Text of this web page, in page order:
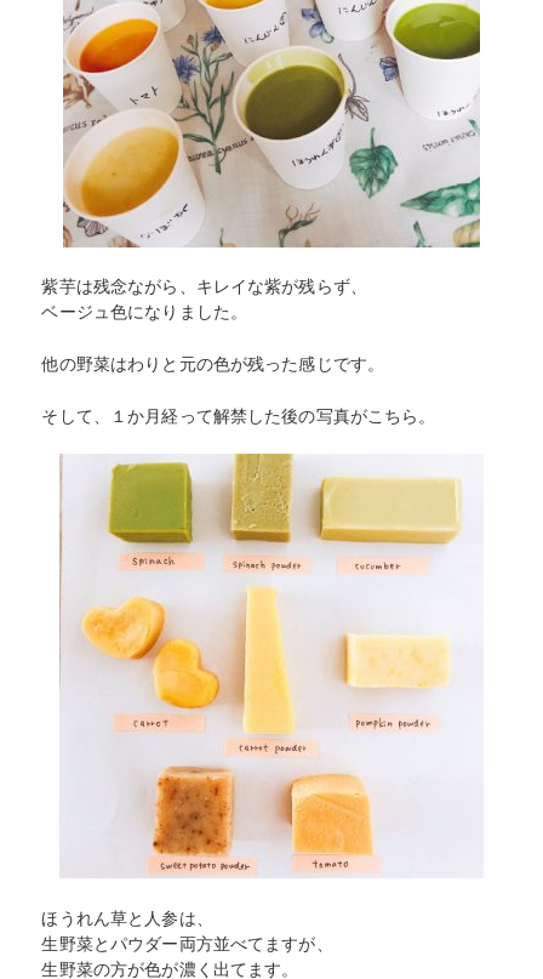
紫芋は残念ながら、キレイな紫が残らず、
ベージュ色になりました。
他の野菜はわりと元の色が残った感じです。
そして、１か月経って解禁した後の写真がこちら。
ほうれん草と人参は、
生野菜とパウダー両方並べてますが、
生野菜の方が色が濃く出てます。